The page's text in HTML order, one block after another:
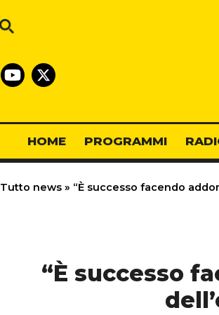
HOME PROGRAMMI
Tutto news » “È successo facendo
“È successo